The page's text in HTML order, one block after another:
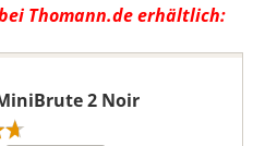
Thomann.de erhältlich:
2 Noir